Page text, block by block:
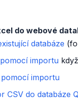
do webové
databáze
importu
importu
CSV do databáze